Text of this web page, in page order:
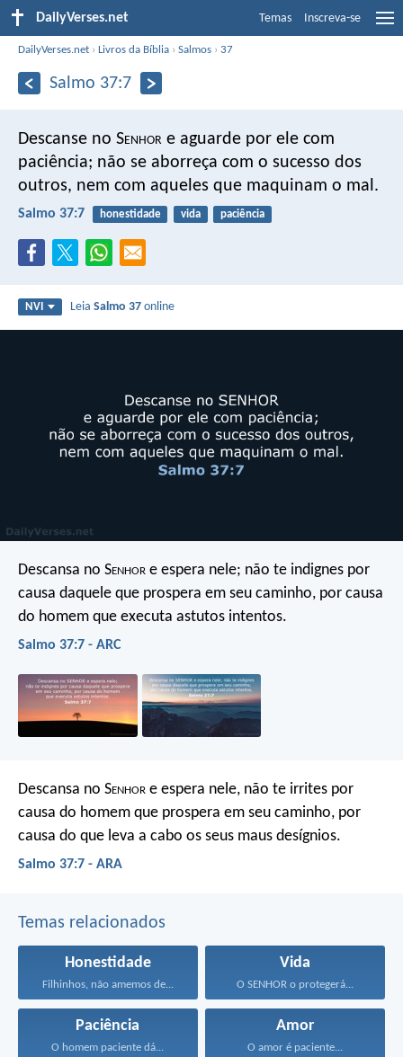
DailyVerses.net Temas Inscreva-se
DailyVerses.net ›Livros da Bíblia ›Salmos ›37
Salmo 37:7
Descanse no Senhor e aguarde por ele com
paciência; não se aborreça com o sucesso dos
outros, nem com aqueles que maquinam o mal.
Salmo 37:7 honestidade vida paciência
NVI LeiaSalmo 37 online
Descansa no Senhor e espera nele; não te indignes por
causa daquele que prospera em seu caminho, por causa
do homem que executa astutos intentos.
Salmo 37:7 - ARC
Descansa no Senhor e espera nele, não te irrites por
causa do homem que prospera em seu caminho, por
causa do que leva a cabo os seus maus desígnios.
Salmo 37:7 - ARA
Temas relacionados
Honestidade
Filhinhos, não amemos de...
Vida
O SENHOR o protegerá...
Paciência
O homem paciente dá...
Amor
O amor é paciente...